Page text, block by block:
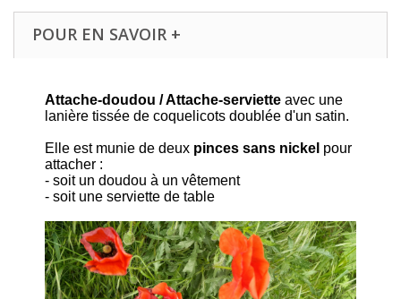
POUR EN SAVOIR +
Attache-doudou / Attache-serviette avec une
lanière tissée de coquelicots doublée d'un satin.
Elle est munie de deux pinces sans nickel pour
attacher :
- soit un doudou à un vêtement
- soit une serviette de table